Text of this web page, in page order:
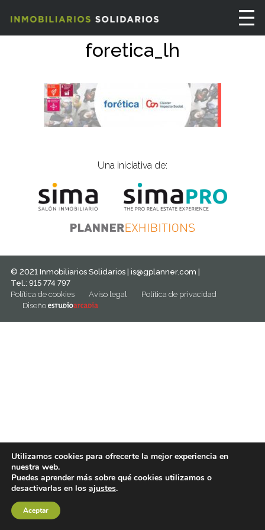
foretica_lh
Una iniciativa de:
© 2021 Inmobiliarios Solidarios | is@gplanner.com |
Tel.: 915 774 797
Política de cookies
Aviso legal
Política de privacidad
Diseño
Utilizamos cookies para ofrecerte la mejor experiencia en
nuestra web.
Puedes aprender más sobre qué cookies utilizamos o
desactivarlas en los ajustes.
Aceptar